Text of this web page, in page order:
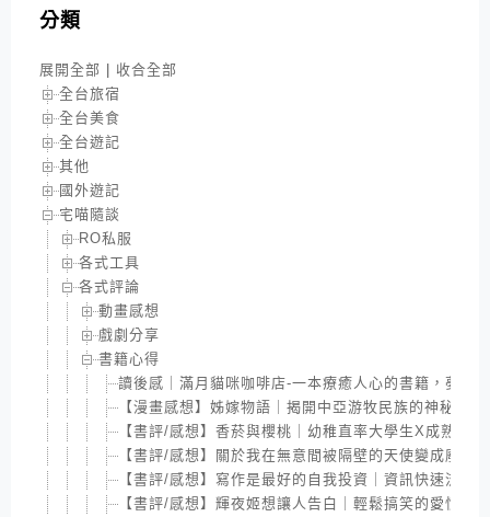
分類
展開全部
收合全部
全台旅宿
全台美食
全台遊記
其他
國外遊記
宅喵隨談
RO私服
各式工具
各式評論
動畫感想
戲劇分享
書籍心得
讀後感｜滿月貓咪咖啡店-一本療癒人心的書籍，夢幻
【漫畫感想】姊嫁物語｜揭開中亞游牧民族的神秘面
【書評/感想】香菸與櫻桃｜幼稚直率大學生X成熟高
【書評/感想】關於我在無意間被隔壁的天使變成廢
【書評/感想】寫作是最好的自我投資｜資訊快速流動
【書評/感想】輝夜姬想讓人告白｜輕鬆搞笑的愛情喜